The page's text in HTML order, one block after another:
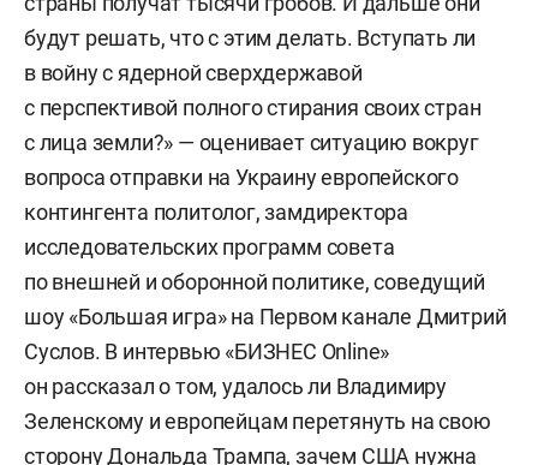
будут решать, что с этим делать. Вступать ли
в войну с ядерной сверхдержавой
с перспективой полного стирания своих стран
с лица земли?» — оценивает ситуацию вокруг
вопроса отправки на Украину европейского
контингента политолог, замдиректора
исследовательских программ совета
по внешней и оборонной политике, соведущий
шоу «Большая игра» на Первом канале Дмитрий
Суслов. В интервью «БИЗНЕС Online»
он рассказал о том, удалось ли Владимиру
Зеленскому и европейцам перетянуть на свою
сторону Дональда Трампа, зачем США нужна